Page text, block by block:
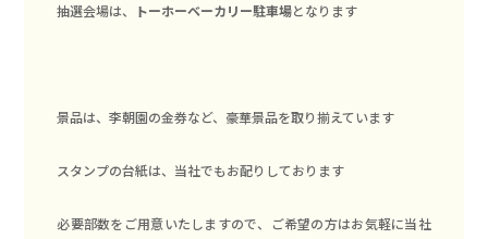
抽選会場は、 トーホーベーカリー駐車場となります
景品は、李朝園の金券など、豪華景品を取り揃えています
スタンプの台紙は、当社でもお配りしております
必要部数をご用意いたしますので、ご希望の方はお気軽に当社